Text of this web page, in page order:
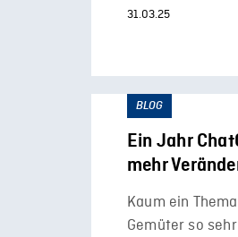
31.03.25
BLOG
Ein Jahr
mehr
Kaum ein
Gemüter so